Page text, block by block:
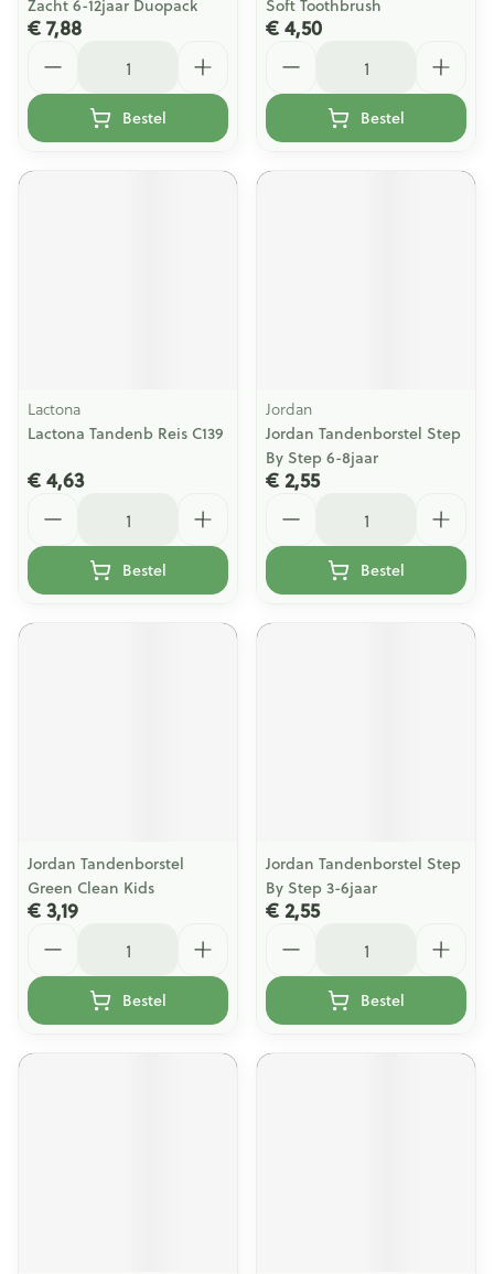
Zacht 6-12jaar Duopack
€ 7,88
Bestel
Soft Toothbrush
€ 4,50
Bestel
Lactona
Lactona Tandenb Reis C139
€ 4,63
Bestel
Jordan
Jordan Tandenborstel Step
By Step 6-8jaar
€ 2,55
Bestel
Jordan Tandenborstel
Green Clean Kids
€ 3,19
Bestel
Jordan Tandenborstel Step
By Step 3-6jaar
€ 2,55
Bestel